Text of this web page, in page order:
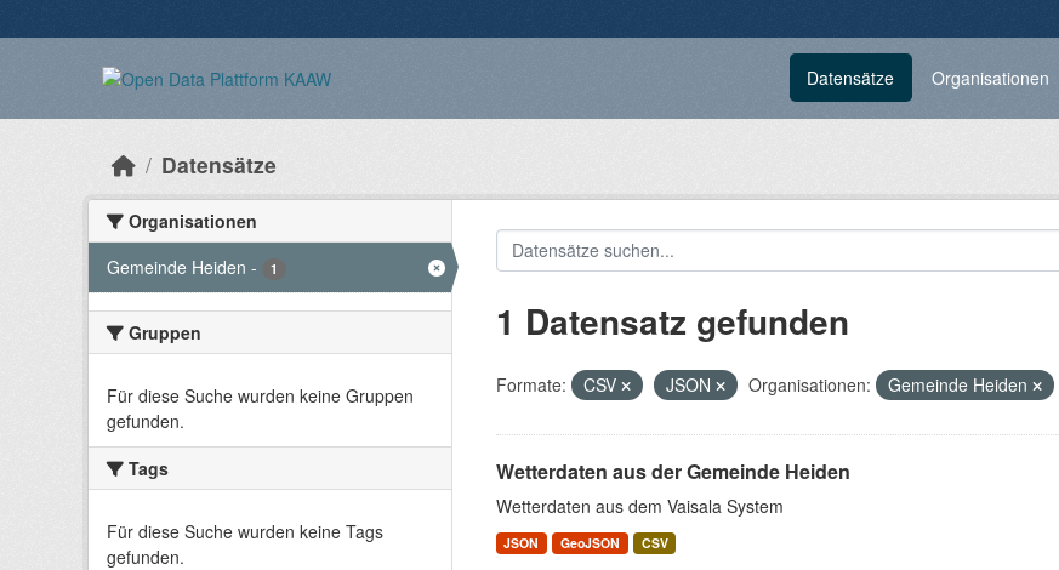
Datensätze Organisationen
Datensätze
Organisationen
Gemeinde Heiden - 1
Gruppen
Für diese Suche wurden keine Gruppen
gefunden.
Tags
Für diese Suche wurden keine Tags
gefunden.
1 Datensatz gefunden
Formate: CSV JSON Organisationen: Gemeinde Heiden
Wetterdaten aus der Gemeinde Heiden
Wetterdaten aus dem Vaisala System
JSON GeoJSON CSV